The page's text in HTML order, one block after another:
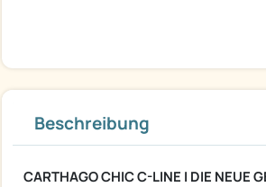
Beschreibung
CARTHAGO CHIC C-LINE I DIE NEUE